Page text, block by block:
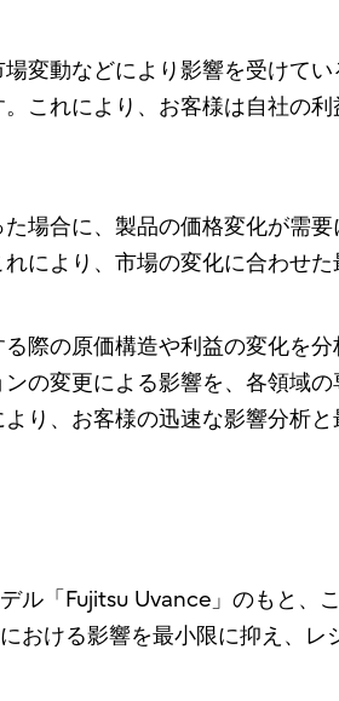
変動などにより影響を受けて
これにより、お客様は自社の
場合に、製品の価格変化が需
により、市場の変化に合わせ
際の原価構造や利益の変化を
の変更による影響を、各領域
り、お客様の迅速な影響分析と
ル「Fujitsu Uvance」のもと
おける影響を最小限に抑え、